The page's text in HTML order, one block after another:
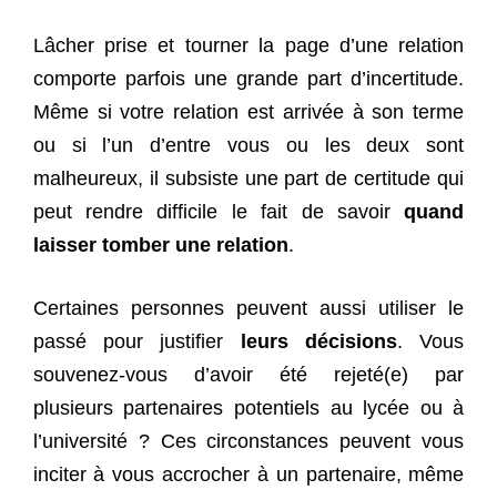
Lâcher prise et tourner la page d’une relation
comporte parfois une grande part d’incertitude.
Même si votre relation est arrivée à son terme
ou si l’un d’entre vous ou les deux sont
malheureux, il subsiste une part de certitude qui
peut rendre difficile le fait de savoirquand
laisser tomber une relation.
Certaines personnes peuvent aussi utiliser le
passé pour justifier leurs décisions. Vous
souvenez-vous d’avoir été rejeté(e) par
plusieurs partenaires potentiels au lycée ou à
l’université ? Ces circonstances peuvent vous
inciter à vous accrocher à un partenaire, même